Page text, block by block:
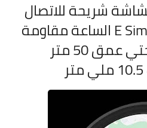
شريحة للاتصال
الافتراضية من نوع E Sim الساعة مقاومة
للماء بمعيار IP68 حتي عمق 50 متر